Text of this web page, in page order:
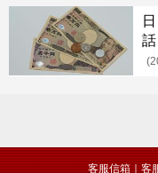
客服信箱｜客